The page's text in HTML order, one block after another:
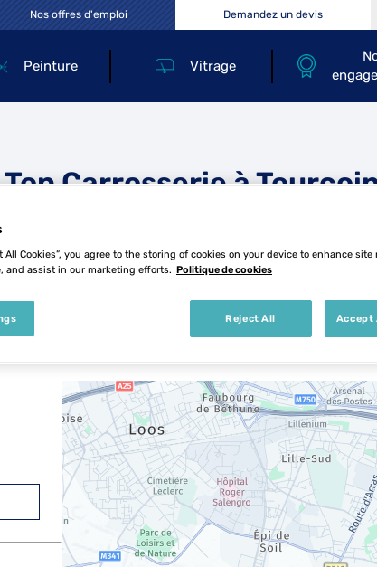
Peinture Vitrage
Nos offres d'emploi Demandez un devis
Carrosserie à
2 Top Carrosserie à Tourcoing
All Cookies”, you agree to the storing of cookies on your device to enhance site
and assist in our marketing efforts. Politique de cookies
Reject All Accept